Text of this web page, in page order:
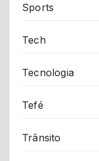
Sports
Tech
Tecnologia
Tefé
Trânsito